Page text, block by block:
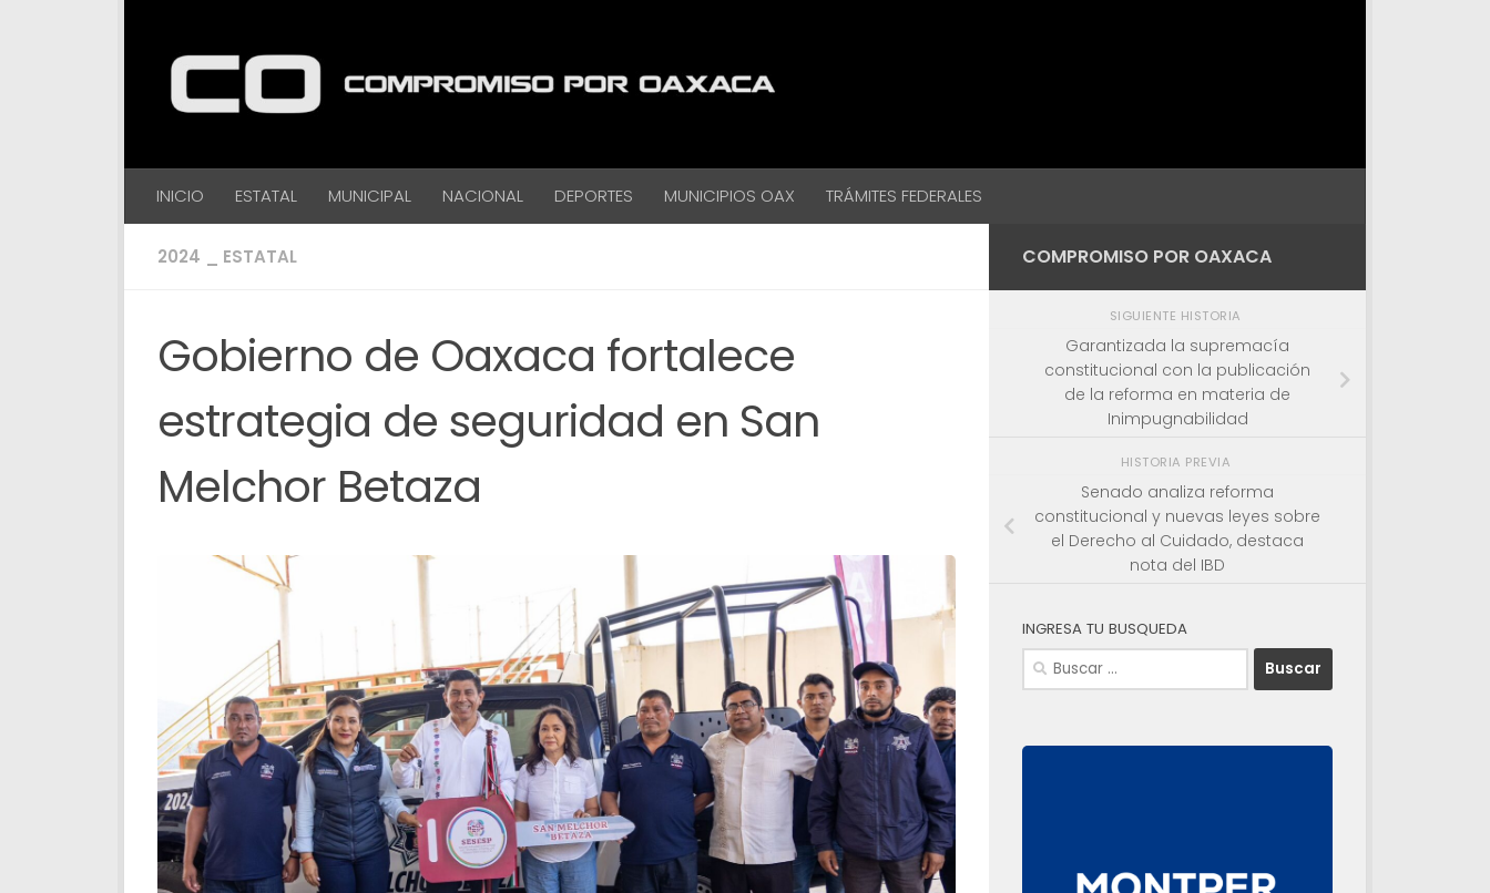
INICIO ESTATAL MUNICIPAL NACIONAL DEPORTES MUNICIPIOS OAX TRÁMITES FEDERALES
2024 _ ESTATAL
Gobierno de Oaxaca fortalece
estrategia de seguridad en San
Melchor Betaza
COMPROMISO POR OAXACA
SIGUIENTE HISTORIA
Garantizada la supremacía
constitucional con la publicación
de la reforma en materia de
Inimpugnabilidad
HISTORIA PREVIA
Senado analiza reforma
constitucional y nuevas leyes sobre
el Derecho al Cuidado, destaca
nota del IBD
INGRESA TU BUSQUEDA
Buscar: